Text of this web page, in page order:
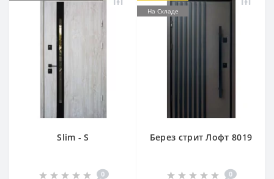
Slim - S
0
На Складе
Берез стрит Лофт 8019
0